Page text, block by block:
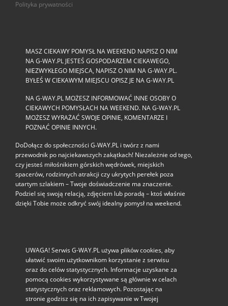
Polityka prywatności
MASZ CIEKAWY POMYSŁ NA WEEKEND NAPISZ O NIM
NA G-WAY.PL JESTEŚ GOSPODARZEM CIEKAWEGO,
NIEZWYKŁEGO MIEJSCA, NAPISZ O NIM NA G-WAY.PL.
BYŁEŚ W CIEKAWYM MIEJSCU OPISZ JE NA G-WAY.PL
NA G-WAY.PL MOŻESZ INFORMOWAĆ INNE OSOBY O
CIEKAWYCH POMYSŁACH NA WEEKEND. NA G-WAY.PL
MOŻESZ WYRAŻAĆ SWOJE OPINIE, KOMENTARZE I
POZNAĆ OPINIE INNYCH.
DoDołącz do społeczności G‑WAY.PL i twórz z nami
przewodnik po najciekawszych zakątkach! Niezależnie od tego,
czy jesteś miłośnikiem górskich wędrówek, miejskich
spacerów, rodzinnych atrakcji czy ukrytych perełek poza
utartym szlakiem – Twoje doświadczenie ma znaczenie.
Podziel się swoją relacją, zdjęciem lub poradą – ktoś właśnie
dzięki Tobie może odkryć swój idealny pomysł na weekend.
UWAGA! Serwis G-WAY.PL używa plików cookies, aby
ułatwić swoim użytkownikom korzystanie z serwisu
oraz do celów statystycznych. Informacje uzyskane za
pomocą cookies wykorzystywane są głównie w celach
statystycznych oraz reklamowych. Pozostając na
stronie godzisz się na ich zapisywanie w Twojej